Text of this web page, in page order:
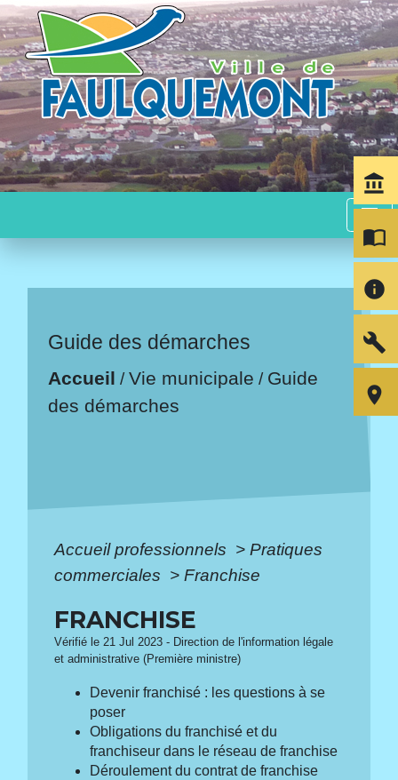
menu
Guide des démarches
Accueil /Vie municipale / Guide
des démarches
Accueil professionnels > Pratiques
commerciales > Franchise
FRANCHISE
Vérifié le 21 Jul 2023 - Direction de l'information légale
et administrative (Première ministre)
Devenir franchisé : les questions à se
poser
Obligations du franchisé et du
franchiseur dans le réseau de franchise
Déroulement du contrat de franchise
account_balance
import_contacts
info
build
room